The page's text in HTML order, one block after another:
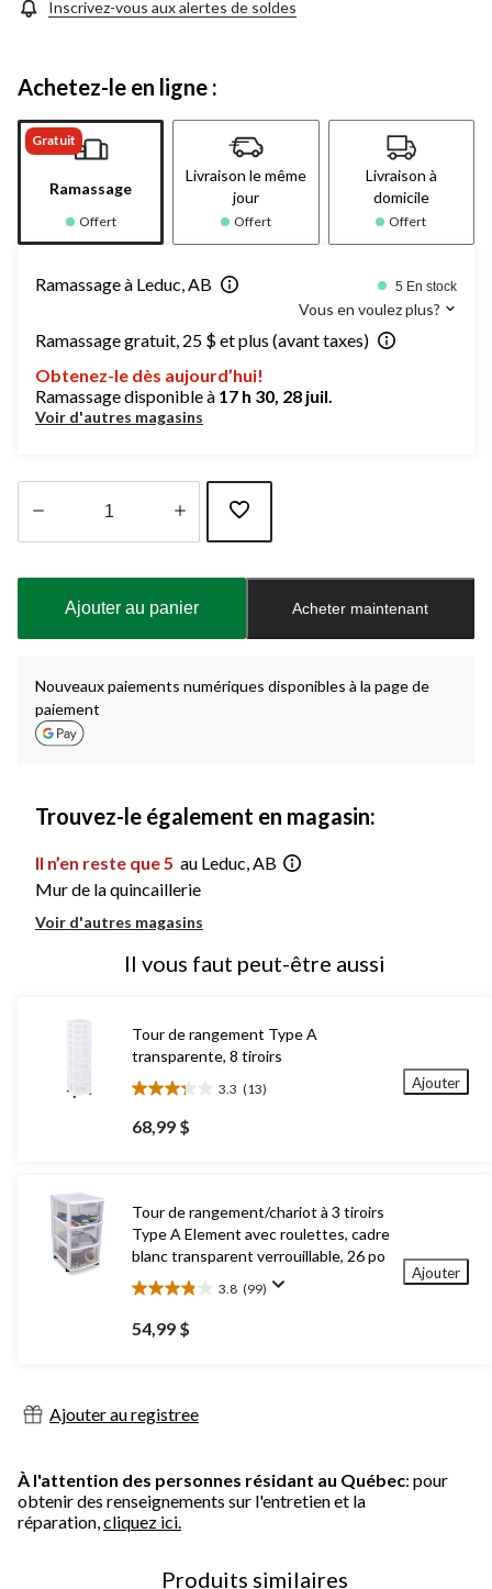
Inscrivez-vous aux alertes de soldes
Achetez-le en ligne :
Gratuit
Ramassage
Offert
Livraison le même
jour
Offert
Livraison à
domicile
Offert
Ramassage à Leduc, AB 5 En stock
Vous en voulez plus?
Ramassage gratuit, 25 $ et plus (avant taxes)
Obtenez-le dès aujourd’hui!
Ramassage disponible à 17 h 30, 28 juil.
Voir d'autres magasins
à
Ajouter au panier Acheter maintenant
Nouveaux paiements numériques disponibles à la page de
paiement
Trouvez-le également en magasin:
Il n’en reste que 5 au Leduc, AB
Mur de la quincaillerie
Voir d'autres magasins
Il vous faut peut-être aussi
Tour de rangement Type A
transparente, 8 tiroirs
3.3 (13)
3.3
étoile(s)
sur
évaluations
68,99 $
Ajouter
Tour de rangement/chariot à 3 tiroirs
Type A Element avec roulettes, cadre
blanc transparent verrouillable, 26 po
3.8 (99)
3.8
étoile(s)
sur
54,99 $
Ajouter
Ajouter au registree
À l'attention des personnes résidant au Québec: pour
obtenir des renseignements sur l'entretien et la
réparation,cliquez ici.
Produits similaires